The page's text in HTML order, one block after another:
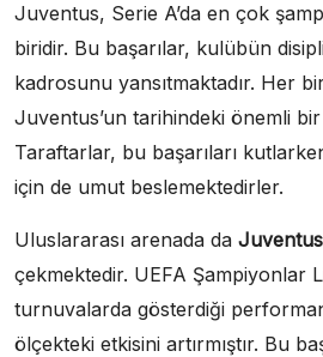
Juventus, Serie A’da en çok
biridir. Bu başarılar, kulübün
kadrosunu yansıtmaktadır. Her
Juventus’un tarihindeki önemli bir
Taraftarlar, bu başarıları
için de umut beslemektedirler.
Uluslararası arenada da
çekmektedir. UEFA Şampiyonlar
turnuvalarda gösterdiği
ölçekteki etkisini artırmıştır. Bu